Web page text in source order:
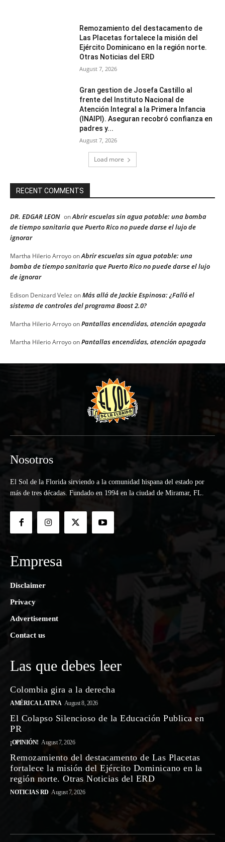
Remozamiento del destacamento de
Las Placetas fortalece la misión del
Ejército Dominicano en la región norte.
Otras Noticias del ERD
August 7, 2026
Gran gestion de Josefa Castillo al
frente del Instituto Nacional de
Atención Integral a la Primera Infancia
(INAIPI). Aseguran recobró confianza en
padres y...
August 7, 2026
Load more
RECENT COMMENTS
DR. EDGAR LEON onAbrir escuelas sin agua potable: una bomba
de tiempo sanitaria que Puerto Rico no puede darse el lujo de
ignorar
Martha Hilerio ArroyoonAbrir escuelas sin agua potable: una
bomba de tiempo sanitaria que Puerto Rico no puede darse el lujo
de ignorar
Edison Denizard Velez onMás allá de Jackie Espinosa: ¿Falló el
sistema de controles del programa Boost 2.0?
Martha Hilerio ArroyoonPantallas encendidas, atención apagada
Martha Hilerio ArroyoonPantallas encendidas, atención apagada
Nosotros
El Sol de la Florida sirviendo a la comunidad hispana del estado por
más de tres décadas. Fundado en 1994 en la ciudad de Miramar, FL.
Empresa
Disclaimer
Privacy
Advertisement
Contact us
Las que debes leer
Colombia gira a la derecha
AMÉRICA LATINA August 8, 2026
El Colapso Silencioso de la Educación Publica en
PR
¡OPINIÓN! August 7, 2026
Remozamiento del destacamento de Las Placetas
fortalece la misión del Ejército Dominicano en la
región norte. Otras Noticias del ERD
NOTICIAS RD August 7, 2026